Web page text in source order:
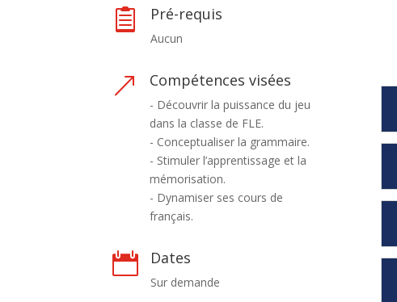
 Pré-requis
Aucun
& Compétences visées
- Découvrir la puissance du jeu
dans la classe de FLE.
- Conceptualiser la grammaire.
- Stimuler l’apprentissage et la
mémorisation.
- Dynamiser ses cours de
français.
 Dates
Sur demande